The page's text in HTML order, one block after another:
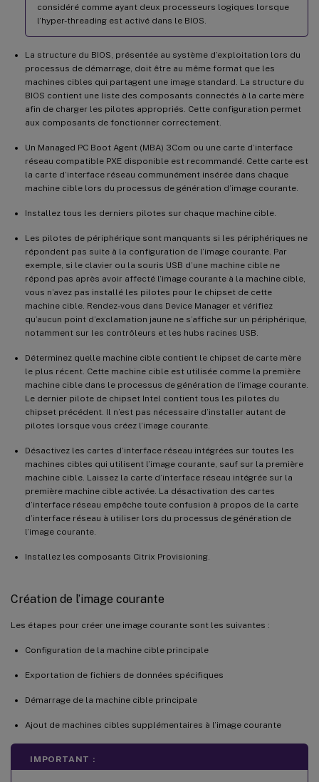
considéré comme ayant deux processeurs logiques lorsque
l’hyper-threading est activé dans le BIOS.
La structure du BIOS, présentée au système d’exploitation lors du
processus de démarrage, doit être au même format que les
machines cibles qui partagent une image standard. La structure du
BIOS contient une liste des composants connectés à la carte mère
afin de charger les pilotes appropriés. Cette configuration permet
aux composants de fonctionner correctement.
Un Managed PC Boot Agent (MBA) 3Com ou une carte d’interface
réseau compatible PXE disponible est recommandé. Cette carte est
la carte d’interface réseau communément insérée dans chaque
machine cible lors du processus de génération d’image courante.
Installez tous les derniers pilotes sur chaque machine cible.
Les pilotes de périphérique sont manquants si les périphériques ne
répondent pas suite à la configuration de l’image courante. Par
exemple, si le clavier ou la souris USB d’une machine cible ne
répond pas après avoir affecté l’image courante à la machine cible,
vous n’avez pas installé les pilotes pour le chipset de cette
machine cible. Rendez-vous dans Device Manager et vérifiez
qu’aucun point d’exclamation jaune ne s’affiche sur un périphérique,
notamment sur les contrôleurs et les hubs racines USB.
Déterminez quelle machine cible contient le chipset de carte mère
le plus récent. Cette machine cible est utilisée comme la première
machine cible dans le processus de génération de l’image courante.
Le dernier pilote de chipset Intel contient tous les pilotes du
chipset précédent. Il n’est pas nécessaire d’installer autant de
pilotes lorsque vous créez l’image courante.
Désactivez les cartes d’interface réseau intégrées sur toutes les
machines cibles qui utilisent l’image courante, sauf sur la première
machine cible. Laissez la carte d’interface réseau intégrée sur la
première machine cible activée. La désactivation des cartes
d’interface réseau empêche toute confusion à propos de la carte
d’interface réseau à utiliser lors du processus de génération de
l’image courante.
Installez les composants Citrix Provisioning.
Création de l’image courante
Les étapes pour créer une image courante sont les suivantes :
Configuration de la machine cible principale
Exportation de fichiers de données spécifiques
Démarrage de la machine cible principale
Ajout de machines cibles supplémentaires à l’image courante
IMPORTANT :